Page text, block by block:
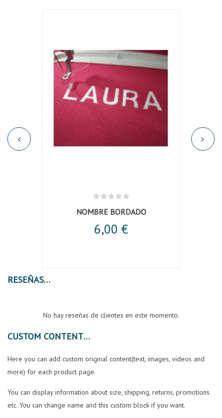
NOMBRE BORDADO
6,00 €
RESEÑAS
No hay reseñas de clientes en este momento.
CUSTOM CONTENT
Here you can add custom original content(text, images, videos and
more) for each product page.
You can display information about size, shipping, returns, promotions
etc. You can change name and this custom block if you want.